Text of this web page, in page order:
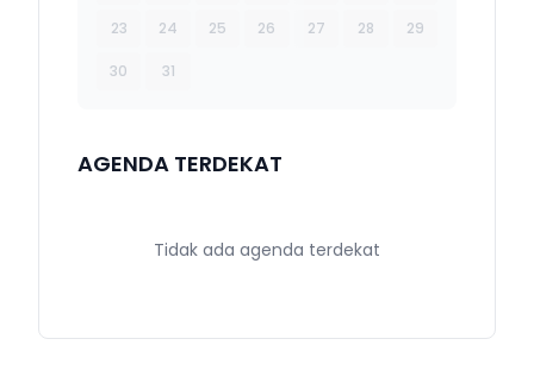
23 24 25 26 27 28 29
30 31
AGENDA TERDEKAT
Tidak ada agenda terdekat